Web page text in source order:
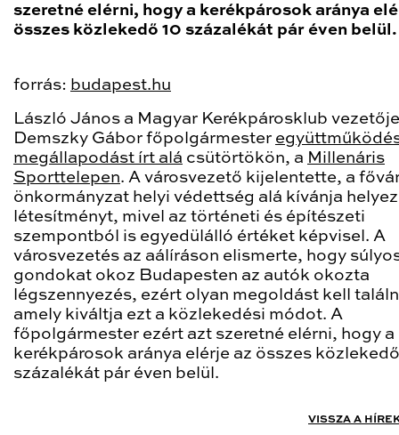
szeretné elérni, hogy a kerékpárosok aránya
összes közlekedő 10 százalékát pár éven belül.
forrás: budapest.hu
László János a Magyar Kerékpárosklub
Demszky Gábor főpolgármester
megállapodást írt alá csütörtökön, a Millenáris
Sporttelepen. A városvezető kijelentette, a
önkormányzat helyi védettség alá kívánja
létesítményt, mivel az történeti és építészeti
szempontból is egyedülálló értéket képvisel. A
városvezetés az aálíráson elismerte, hogy
gondokat okoz Budapesten az autók okozta
légszennyezés, ezért olyan megoldást kell
amely kiváltja ezt a közlekedési módot. A
főpolgármester ezért azt szeretné elérni, hogy a
kerékpárosok aránya elérje az összes
százalékát pár éven belül.
VISSZA A